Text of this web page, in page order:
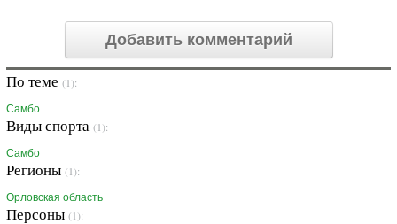
Добавить комментарий
По теме (1):
Самбо
Виды спорта (1):
Самбо
Регионы (1):
Орловская область
Персоны (1):